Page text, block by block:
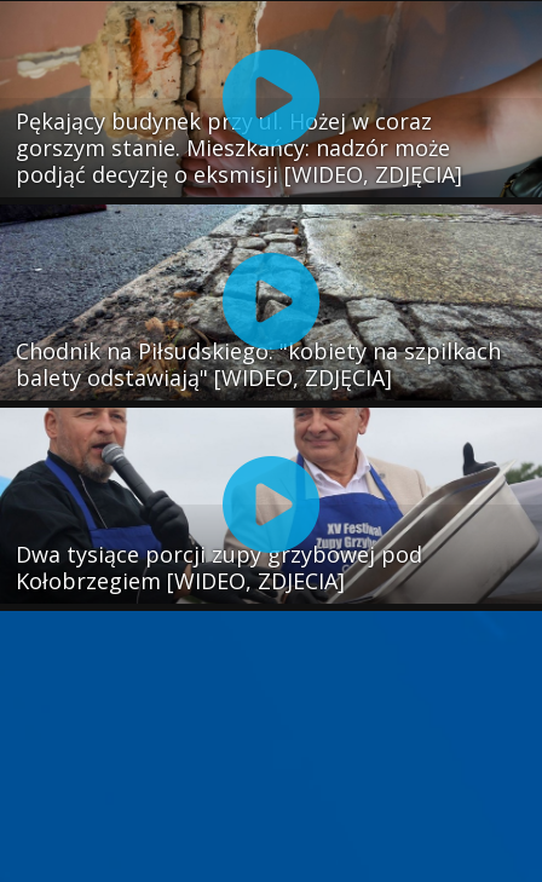
Pękający budynek przy ul. Hożej w coraz
gorszym stanie. Mieszkańcy: nadzór może
podjąć decyzję o eksmisji [WIDEO, ZDJĘCIA]
Chodnik na Piłsudskiego: "kobiety na szpilkach
balety odstawiają" [WIDEO, ZDJĘCIA]
Dwa tysiące porcji zupy grzybowej pod
Kołobrzegiem [WIDEO, ZDJECIA]